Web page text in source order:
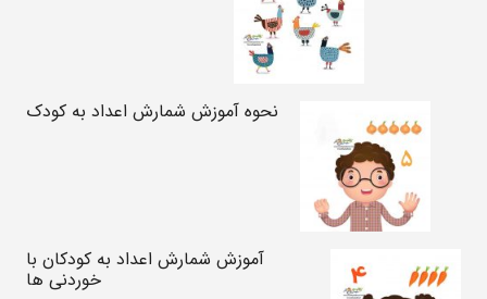
نحوه آموزش شمارش اعداد به کودک
آموزش شمارش اعداد به کودکان با
خوردنی ها